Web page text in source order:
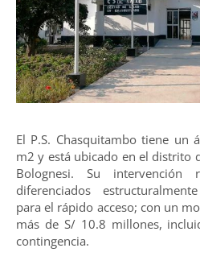
El P.S. Chasquitambo tiene un
m2 y está ubicado en el distrito
Bolognesi. Su intervención
diferenciados
para el rápido acceso; con un
más de S/ 10.8 millones,
contingencia.